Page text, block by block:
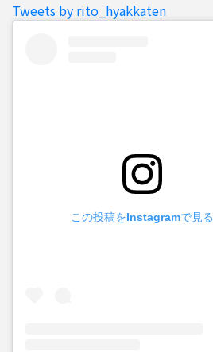
Tweets by rito_hyakkaten
この投稿をInstagramで見る